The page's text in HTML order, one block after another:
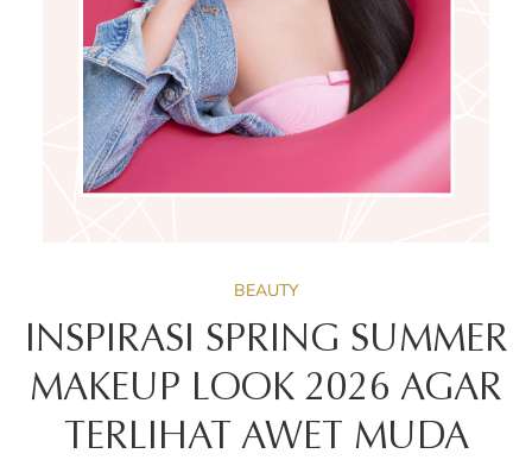
BEAUTY
INSPIRASI SPRING SUMMER
MAKEUP LOOK 2026 AGAR
TERLIHAT AWET MUDA